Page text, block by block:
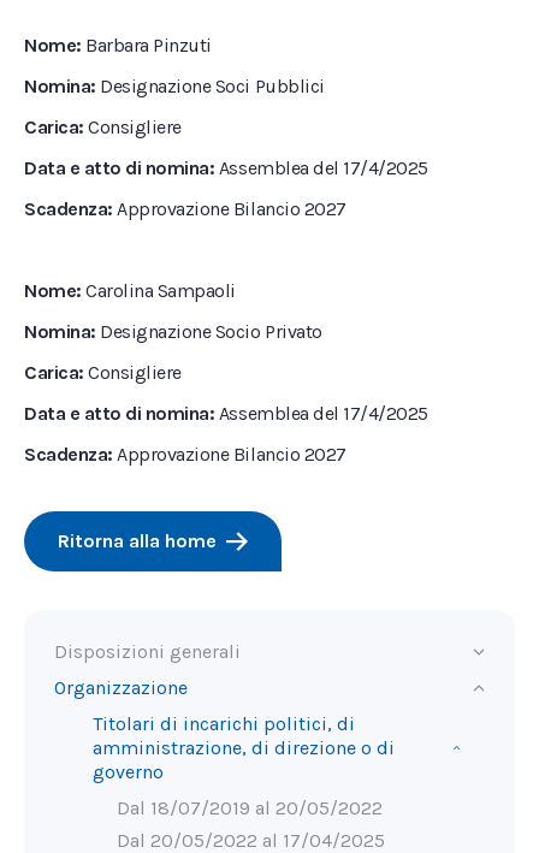
Nome: Barbara Pinzuti
Nomina: Designazione Soci Pubblici
Carica: Consigliere
Data e atto di nomina: Assemblea del 17/4/2025
Scadenza: Approvazione Bilancio 2027
Nome: Carolina Sampaoli
Nomina: Designazione Socio Privato
Carica: Consigliere
Data e atto di nomina: Assemblea del 17/4/2025
Scadenza: Approvazione Bilancio 2027
Ritorna alla home
Disposizioni generali
Organizzazione
Titolari di incarichi politici, di
amministrazione, di direzione o di
governo
Dal 18/07/2019 al 20/05/2022
Dal 20/05/2022 al 17/04/2025